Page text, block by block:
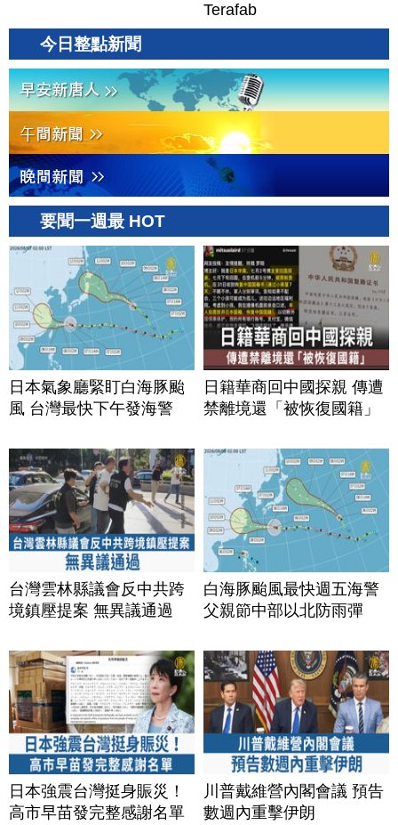
Terafab
今日整點新聞
要聞一週最 HOT
日本氣象廳緊盯白海豚颱
風 台灣最快下午發海警
日籍華商回中國探親 傳遭
禁離境還「被恢復國籍」
台灣雲林縣議會反中共跨
境鎮壓提案 無異議通過
白海豚颱風最快週五海警
父親節中部以北防雨彈
日本強震台灣挺身賑災！
高市早苗發完整感謝名單
川普戴維營內閣會議 預告
數週內重擊伊朗